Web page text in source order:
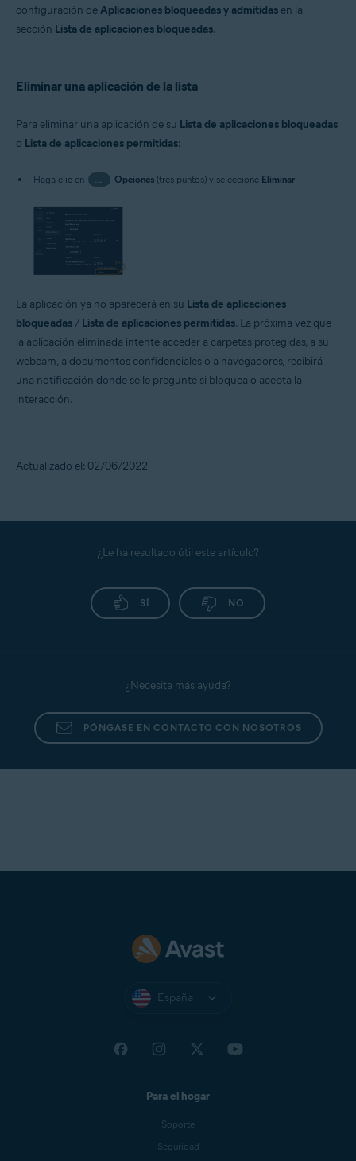
configuración deAplicaciones bloqueadas y admitidas en la
sección Lista de aplicaciones bloqueadas.
Eliminar una aplicación de la lista
Para eliminar una aplicación de su Lista de aplicaciones bloqueadas
o Lista de aplicaciones permitidas:
Haga clic en … Opciones(tres puntos) y seleccione Eliminar.
La aplicación ya no aparecerá en su Lista de aplicaciones
bloqueadas / Lista de aplicaciones permitidas. La próxima vez que
la aplicación eliminada intente acceder a carpetas protegidas, a su
webcam, a documentos confidenciales o a navegadores, recibirá
una notificación donde se le pregunte si bloquea o acepta la
interacción.
Actualizado el: 02/06/2022
¿Le ha resultado útil este artículo?
SÍ NO
¿Necesita más ayuda?
PÓNGASE EN CONTACTO CON NOSOTROS
España
Para el hogar
Soporte
Seguridad